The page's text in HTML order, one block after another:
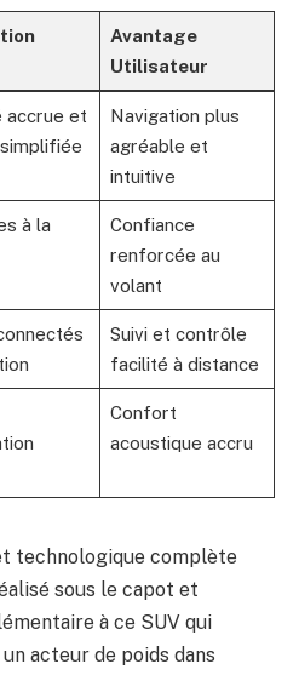
Avantage
Utilisateur
accrue et
Navigation plus
agréable et
intuitive
à la
Confiance
renforcée au
volant
Suivi et contrôle
facilité à distance
Confort
acoustique accru
technologique complète
sous le capot et
à ce SUV qui
acteur de poids dans